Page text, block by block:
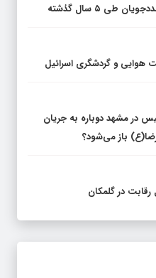
هوایی و گردشگری اسرائیل
در مشهد دوباره به جریان
باز می‌شود؟